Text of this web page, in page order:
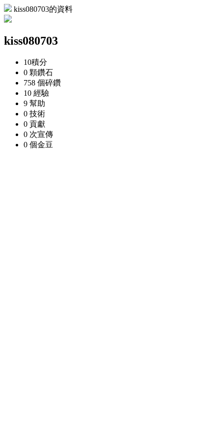
kiss080703的資料
kiss080703
10積分
0 顆鑽石
758 個碎鑽
10 經驗
9 幫助
0 技術
0 貢獻
0 次宣傳
0 個金豆